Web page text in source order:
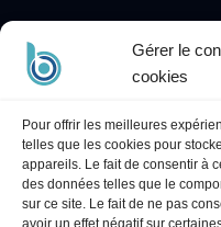
Gérer le
cookies
Pour offrir les meilleures
telles que les cookies pour
appareils. Le fait de consentir à
des données telles que le
sur ce site. Le fait de ne pas
avoir un effet négatif sur
contact@bgtconsult.ai
LÉGAL
Politique de confidentialité
Mentions légales
Politique des cookies